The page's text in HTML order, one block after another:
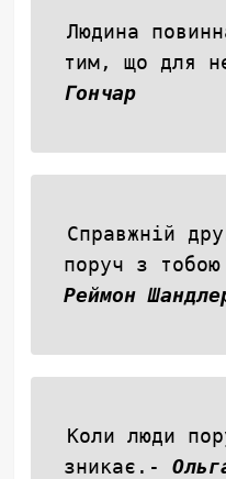
Людина
тим, що для
Гончар
Справжній
поруч з
Реймон
Коли люди
зникає.-